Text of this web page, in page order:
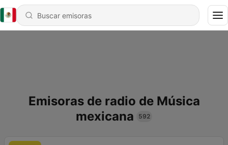
Emisoras de radio de Música
mexicana
592